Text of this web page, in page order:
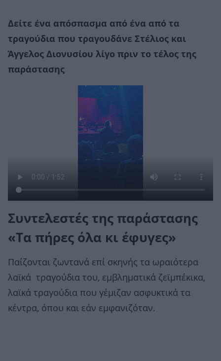
Δείτε ένα απόσπασμα από ένα από τα
τραγούδια που τραγουδάνε Στέλιος και
Άγγελος Διονυσίου λίγο πριν το τέλος της
παράστασης
Συντελεστές της παράστασης
«Τα πήρες όλα κι έφυγες»
Παίζονται ζωντανά επί σκηνής τα ωραιότερα
λαϊκά τραγούδια του, εμβληματικά ζεϊμπέκικα,
λαϊκά τραγούδια που γέμιζαν ασφυκτικά τα
κέντρα, όπου και εάν εμφανιζόταν.